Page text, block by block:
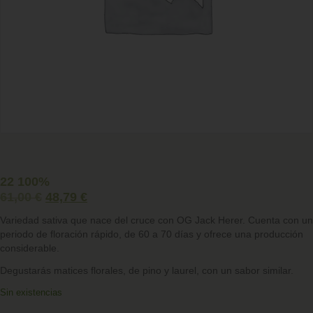
22 100%
48,79 €
Variedad sativa que nace del cruce con OG Jack Herer. Cuenta con un
periodo de floración rápido, de 60 a 70 días y ofrece una producción
considerable.
Degustarás matices florales, de pino y laurel, con un sabor similar.
Sin existencias